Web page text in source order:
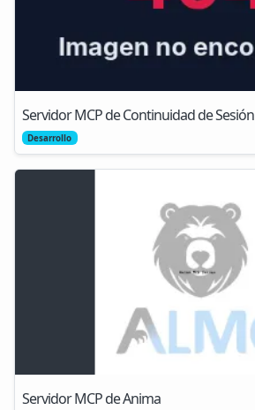
Servidor MCP de Continuidad de Sesión
Desarrollo
Servidor MCP de Anima